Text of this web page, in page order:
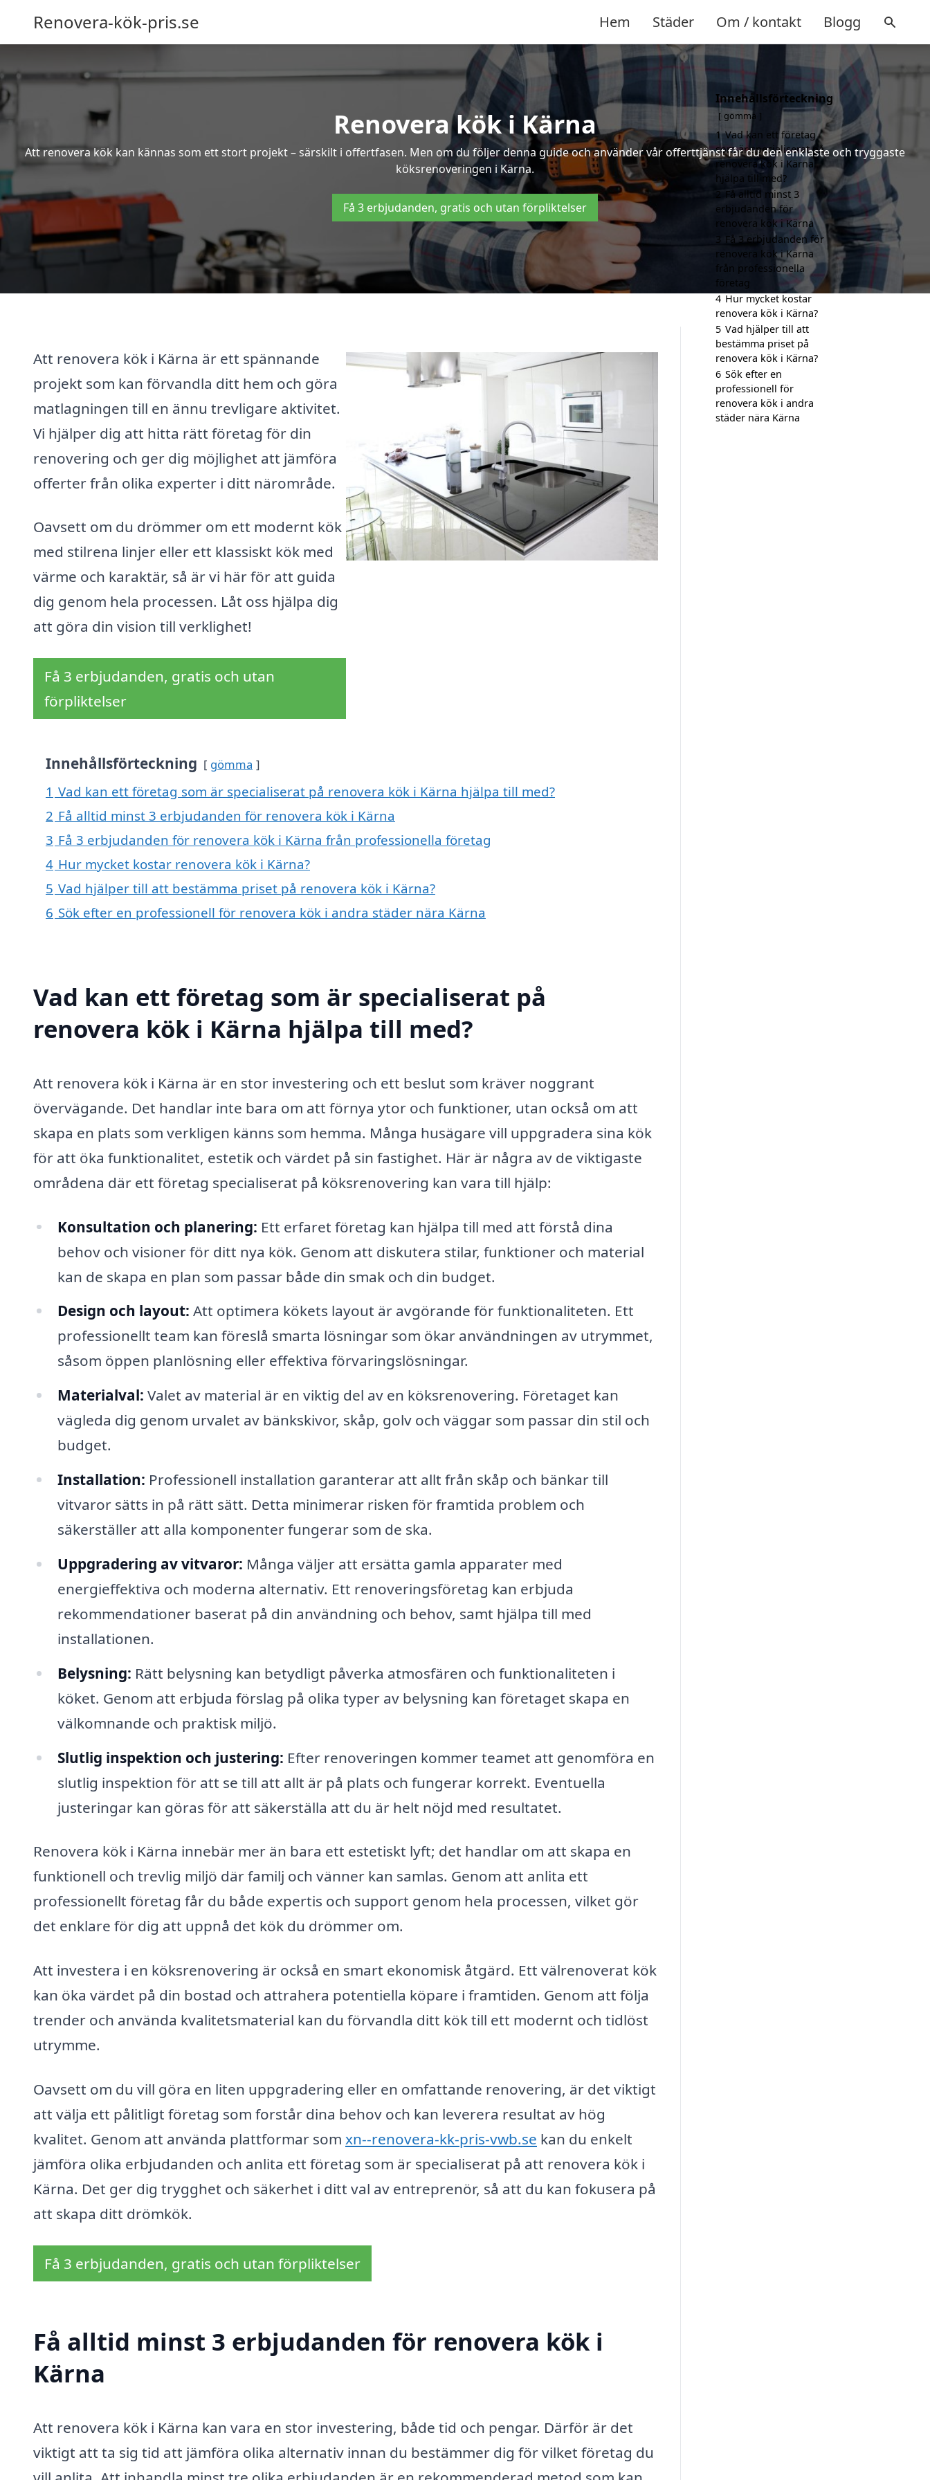
Renovera-kök-pris.se Hem Städer Om / kontakt Blogg
Renovera kök i Kärna
Att renovera kök kan kännas som ett stort projekt – särskilt i offertfasen. Men om du följer denna guide och använder vår offerttjänst får du den enklaste och tryggaste
köksrenoveringen i Kärna.
Få 3 erbjudanden, gratis och utan förpliktelser
Att renovera kök i Kärna är ett spännande
projekt som kan förvandla ditt hem och göra
matlagningen till en ännu trevligare aktivitet.
Vi hjälper dig att hitta rätt företag för din
renovering och ger dig möjlighet att jämföra
offerter från olika experter i ditt närområde.
Oavsett om du drömmer om ett modernt kök
med stilrena linjer eller ett klassiskt kök med
värme och karaktär, så är vi här för att guida
dig genom hela processen. Låt oss hjälpa dig
att göra din vision till verklighet!
Få 3 erbjudanden, gratis och utan
förpliktelser
Innehållsförteckning gömma
1 Vad kan ett företag som är specialiserat på renovera kök i Kärna hjälpa till med?
2 Få alltid minst 3 erbjudanden för renovera kök i Kärna
3 Få 3 erbjudanden för renovera kök i Kärna från professionella företag
4 Hur mycket kostar renovera kök i Kärna?
5 Vad hjälper till att bestämma priset på renovera kök i Kärna?
6 Sök efter en professionell för renovera kök i andra städer nära Kärna
Vad kan ett företag som är specialiserat på
renovera kök i Kärna hjälpa till med?
Att renovera kök i Kärna är en stor investering och ett beslut som kräver noggrant
övervägande. Det handlar inte bara om att förnya ytor och funktioner, utan också om att
skapa en plats som verkligen känns som hemma. Många husägare vill uppgradera sina kök
för att öka funktionalitet, estetik och värdet på sin fastighet. Här är några av de viktigaste
områdena där ett företag specialiserat på köksrenovering kan vara till hjälp:
Konsultation och planering: Ett erfaret företag kan hjälpa till med att förstå dina
behov och visioner för ditt nya kök. Genom att diskutera stilar, funktioner och material
kan de skapa en plan som passar både din smak och din budget.
Design och layout: Att optimera kökets layout är avgörande för funktionaliteten. Ett
professionellt team kan föreslå smarta lösningar som ökar användningen av utrymmet,
såsom öppen planlösning eller effektiva förvaringslösningar.
Materialval: Valet av material är en viktig del av en köksrenovering. Företaget kan
vägleda dig genom urvalet av bänkskivor, skåp, golv och väggar som passar din stil och
budget.
Installation: Professionell installation garanterar att allt från skåp och bänkar till
vitvaror sätts in på rätt sätt. Detta minimerar risken för framtida problem och
säkerställer att alla komponenter fungerar som de ska.
Uppgradering av vitvaror: Många väljer att ersätta gamla apparater med
energieffektiva och moderna alternativ. Ett renoveringsföretag kan erbjuda
rekommendationer baserat på din användning och behov, samt hjälpa till med
installationen.
Belysning: Rätt belysning kan betydligt påverka atmosfären och funktionaliteten i
köket. Genom att erbjuda förslag på olika typer av belysning kan företaget skapa en
välkomnande och praktisk miljö.
Slutlig inspektion och justering: Efter renoveringen kommer teamet att genomföra en
slutlig inspektion för att se till att allt är på plats och fungerar korrekt. Eventuella
justeringar kan göras för att säkerställa att du är helt nöjd med resultatet.
Renovera kök i Kärna innebär mer än bara ett estetiskt lyft; det handlar om att skapa en
funktionell och trevlig miljö där familj och vänner kan samlas. Genom att anlita ett
professionellt företag får du både expertis och support genom hela processen, vilket gör
det enklare för dig att uppnå det kök du drömmer om.
Att investera i en köksrenovering är också en smart ekonomisk åtgärd. Ett välrenoverat kök
kan öka värdet på din bostad och attrahera potentiella köpare i framtiden. Genom att följa
trender och använda kvalitetsmaterial kan du förvandla ditt kök till ett modernt och tidlöst
utrymme.
Oavsett om du vill göra en liten uppgradering eller en omfattande renovering, är det viktigt
att välja ett pålitligt företag som forstår dina behov och kan leverera resultat av hög
kvalitet. Genom att använda plattformar som xn--renovera-kk-pris-vwb.se kan du enkelt
jämföra olika erbjudanden och anlita ett företag som är specialiserat på att renovera kök i
Kärna. Det ger dig trygghet och säkerhet i ditt val av entreprenör, så att du kan fokusera på
att skapa ditt drömkök.
Få 3 erbjudanden, gratis och utan förpliktelser
Få alltid minst 3 erbjudanden för renovera kök i
Kärna
Att renovera kök i Kärna kan vara en stor investering, både tid och pengar. Därför är det
viktigt att ta sig tid att jämföra olika alternativ innan du bestämmer dig för vilket företag du
Innehållsförteckning
gömma
1 Vad kan ett företag
som är specialiserat på
renovera kök i Kärna
hjälpa till med?
2 Få alltid minst 3
erbjudanden för
renovera kök i Kärna
3 Få 3 erbjudanden för
renovera kök i Kärna
från professionella
företag
4 Hur mycket kostar
renovera kök i Kärna?
5 Vad hjälper till att
bestämma priset på
renovera kök i Kärna?
6 Sök efter en
professionell för
renovera kök i andra
städer nära Kärna